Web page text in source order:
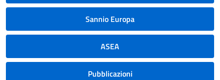
Sannio Europa
ASEA
Pubblicazioni